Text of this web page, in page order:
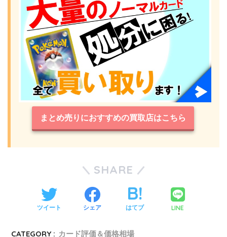
まとめ売りにおすすめの買取店はこちら
SHARE
ツイート シェア はてブ LINE
CATEGORY : カード評価＆価格相場